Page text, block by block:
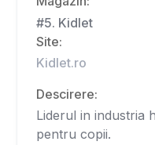
#5. Kidlet
Site:
Kidlet.ro
Descirere:
Liderul in industria
pentru copii.